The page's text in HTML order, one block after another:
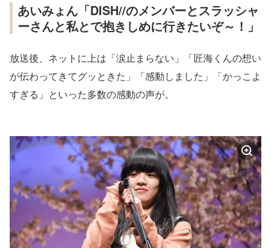
あいみょん「DISH//のメンバーとスラッシャ
ーさんと私とで抱きしめに行きたいぞ～！」
放送後、ネットに上は「涙止まらない」「匠海くんの想い
が伝わってきてグッときた」「感動しました」「かっこよ
すぎる」といった多数の感動の声が。